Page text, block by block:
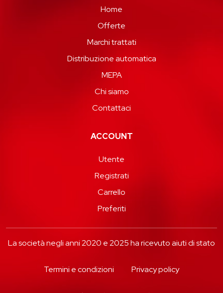
Home
Offerte
Marchi trattati
Distribuzione automatica
MEPA
Chi siamo
Contattaci
ACCOUNT
Utente
Registrati
Carrello
Preferiti
La società negli anni 2020 e 2025 ha ricevuto aiuti di stato
Termini e condizioni Privacy policy